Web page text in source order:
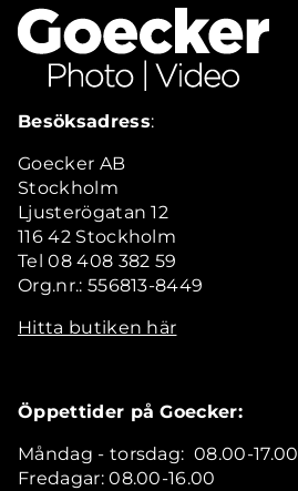
Besöksadress:
Goecker AB
Stockholm
Ljusterögatan 12
116 42 Stockholm
Tel 08 408 382 59
Org.nr.: 556813-8449
Hitta butiken här
Öppettider på Goecker:
Måndag - torsdag: 08.00-17.00
Fredagar: 08.00-16.00